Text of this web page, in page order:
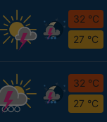
32 °C
27 °C
32 °C
27 °C